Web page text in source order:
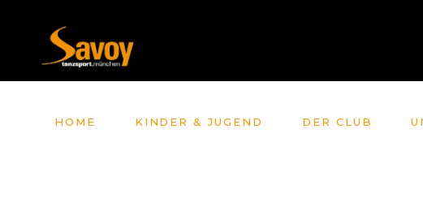
HOME KINDER & JUGEND DER CLUB